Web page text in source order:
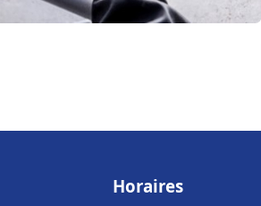
Horaires